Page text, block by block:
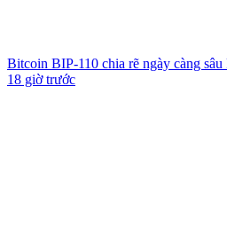
Bitcoin BIP-110 chia rẽ ngày càng
18 giờ trước